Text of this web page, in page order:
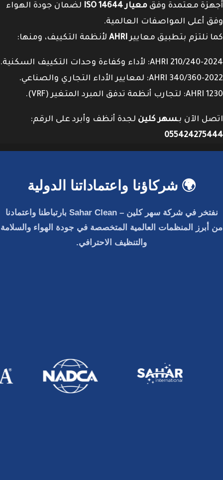
أجهزة معتمدة وفق معيار ISO 14644
لضمان جودة الهواء
وفق أعلى المواصفات العالمية.
كما نلتزم بتطبيق معاييرAHRI لأنظمة التكييف، ومنها:
AHRI 210/240-2024: لأداء وكفاءة وحدات التكييف السكنية.
AHRI 340/360-2022: لمعايير الأداء التجاري والصناعي.
AHRI 1230: لتجارب أنظمة تدفق المبرد المتغير (VRF).
اتصل الآن بـسهر كلين لجدة أنظف وأبرد على الرقم:
055424275444
🌍 شركاؤنا واعتماداتنا الدولية
نفتخر فيشركة سهر كلين – Sahar Clean
بارتباطنا واعتمادنا
من أبرز المنظمات العالمية المتخصصة في جودة الهواء والسلامة
والتنظيف الاحترافي.